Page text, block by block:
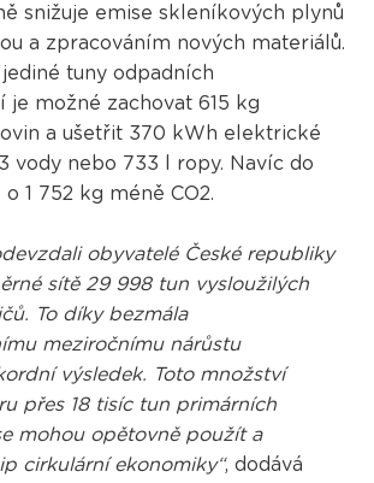
snižuje emise skleníkových plynů
a zpracováním nových materiálů.
tuny odpadních
je možné zachovat 615 kg
a ušetřit 370 kWh elektrické
vody nebo 733 l ropy. Navíc do
1 752 kg méně CO2.
obyvatelé České republiky
sítě 29 998 tun vysloužilých
To díky bezmála
meziročnímu nárůstu
výsledek. Toto množství
přes 18 tisíc tun primárních
mohou opětovně použít a
cirkulární ekonomiky“, dodává